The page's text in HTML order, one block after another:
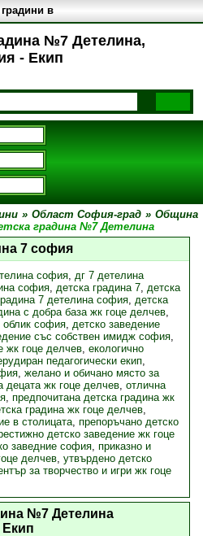
№7 Детелина,
- Екип
градини в
» Област София-град » Община
градина №7 Детелина
7 софия
софия, дг 7 детелина
софия, детска градина 7, детска
7 детелина софия, детска
с добра база жк гоце делчев,
облик софия, детско заведение
със собствен имидж софия,
жк гоце делчев, екологично
педагогически екип,
, желано и обичано място за
децата жк гоце делчев, отлична
, предпочитана детска градина жк
градина жк гоце делчев,
в столицата, препоръчано детско
детско заведение жк гоце
заведние софия, приказно и
делчев, утвърдено детско
за творчество и игри жк гоце
№7 Детелина
Екип